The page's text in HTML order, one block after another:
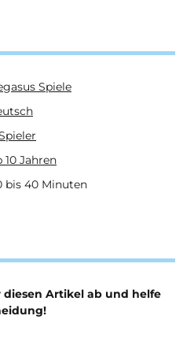
Spiele
10 Jahren
bis 40 Minuten
Artikel ab und helfe